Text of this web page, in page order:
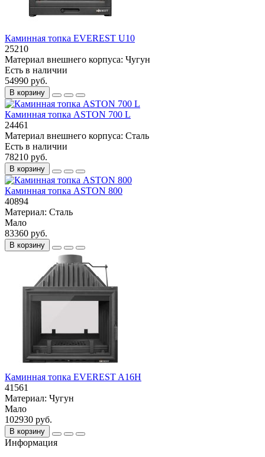
Каминная топка EVEREST U10
25210
Материал внешнего корпуса: Чугун
Есть в наличии
54990 руб.
В корзину
Каминная топка ASTON 700 L
24461
Материал внешнего корпуса: Сталь
Есть в наличии
78210 руб.
В корзину
Каминная топка ASTON 800
40894
Материал: Сталь
Мало
83360 руб.
В корзину
Каминная топка EVEREST A16Н
41561
Материал: Чугун
Мало
102930 руб.
В корзину
Информация